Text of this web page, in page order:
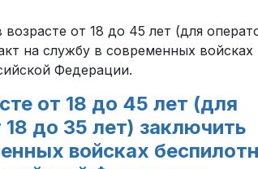
от 18 до 45 лет (для
на службу в современных войсках
Федерации.
от 18 до 45 лет (для
до 35 лет) заключить
войсках